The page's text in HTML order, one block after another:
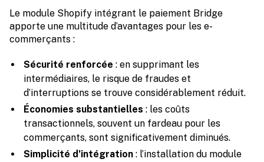
Le module Shopify intégrant le paiement Bridge
apporte une multitude d’avantages pour les e-
commerçants :
Sécurité renforcée : en supprimant les
intermédiaires, le risque de fraudes et
d’interruptions se trouve considérablement réduit.
Économies substantielles : les coûts
transactionnels, souvent un fardeau pour les
commerçants, sont significativement diminués.
Simplicité d’intégration : l’installation du module